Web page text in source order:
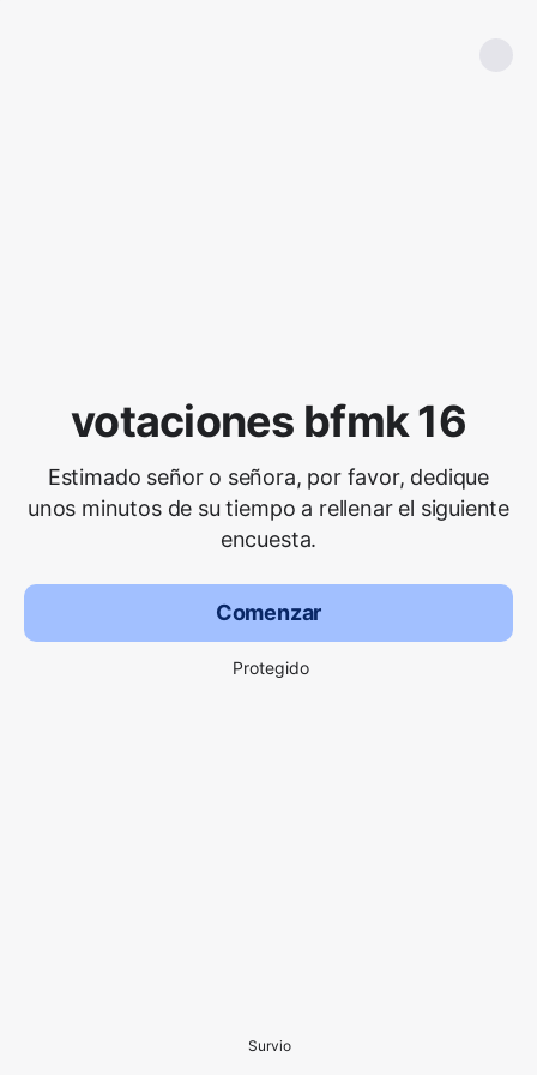
votaciones bfmk 16
Estimado señor o señora, por favor, dedique
unos minutos de su tiempo a rellenar el siguiente
encuesta.
Comenzar
Protegido
Survio